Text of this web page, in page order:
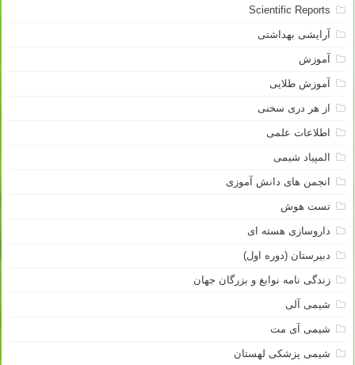
Scientific Reports
آرایشی بهداشتی
آموزش
آموزش طلایی
از هر دری سخنی
اطلاعات علمی
المپیاد شیمی
انجمن های دانش آموزی
تست هوش
داروسازی هسته ای
دبیرستان (دوره اول)
زندگی نامه نوابغ و بزرگان جهان
شیمی آلی
شیمی آی مت
شیمی پزشکی لهستان